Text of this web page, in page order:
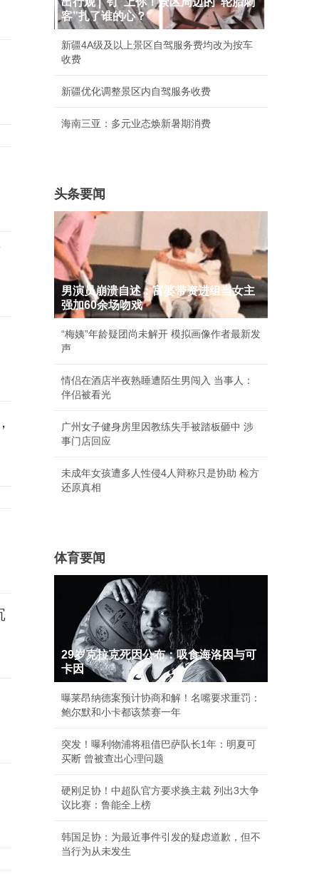
客”扎了谁的心？
新疆4A级及以上景区自驾服务费均改为按车
收费
新疆优化调整景区内自驾服务收费
海南三亚：多元业态焕新暑期消费
头条要闻
男演员崩溃自述：富婆带资进组当女主
强加60余场吻戏
“梅姨”年龄疑团尚未解开 模拟画像作者最新发
声
情侣在酒店半夜熟睡遭陌生男闯入 当事人：
伴侣被看光
广州女子健身房里因教练失手被踏板砸中 涉
事门店回应
未成年女孩遭多人性侵4人辩称只是协助 检方
还原真相
体育要闻
29岁克拉克死因公布：吸食海洛因与可
卡因
曝莱昂纳德案预计协商和解！名嘴要求重罚：
鲍尔默和小卡都该禁赛一年
突发！曝利物浦将租借巴萨队长1年：明夏可
买断 曾被查出心理问题
硬刚足协！中超队官方要求换主裁 列出3大争
议比赛：鲁能全上榜
韩国足协：为最近事件引发的疑虑道歉，但不
当行为从未发生